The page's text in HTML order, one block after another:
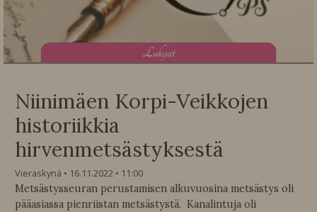
Lukijat
Niinimäen Korpi-Veikkojen
historiikkia
hirvenmetsästyksestä
Vieraskynä 16.11.2022
11:00
Metsästysseuran perustamisen alkuvuosina metsästys oli
pääasiassa pienriistan metsästystä. Kanalintuja oli